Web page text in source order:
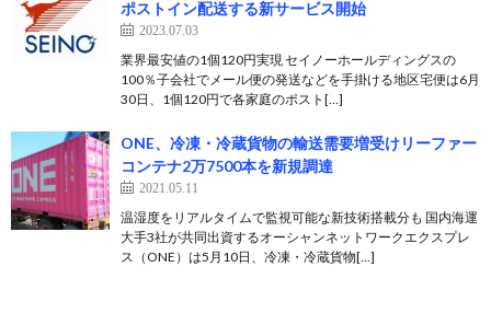
ポストイン配送する新サービス開始
2023.07.03
業界最安値の1個120円実現 セイノーホールディングスの
100％子会社でメール便の発送などを手掛ける地区宅便は6月
30日、1個120円で各家庭のポスト[…]
ONE、冷凍・冷蔵貨物の輸送需要増受けリーファー
コンテナ2万7500本を新規調達
2021.05.11
温湿度をリアルタイムで監視可能な新技術搭載分も 国内海運
大手3社が共同出資するオーシャンネットワークエクスプレ
ス（ONE）は5月10日、冷凍・冷蔵貨物[…]